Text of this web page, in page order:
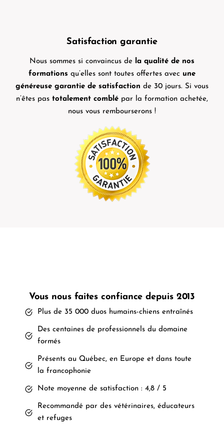
Satisfaction garantie
Nous sommes si convaincus de la qualité de nos
formations qu’elles sont toutes offertes avec une
généreuse garantie de satisfaction de 30 jours. Si vous
n’êtes pas totalement comblé par la formation achetée,
nous vous rembourserons !
Vous nous faites confiance depuis 2013
Plus de 35 000 duos humains-chiens entraînés
Des centaines de professionnels du domaine
formés
Présents au Québec, en Europe et dans toute
la francophonie
Note moyenne de satisfaction : 4,8 / 5
Recommandé par des vétérinaires, éducateurs
et refuges